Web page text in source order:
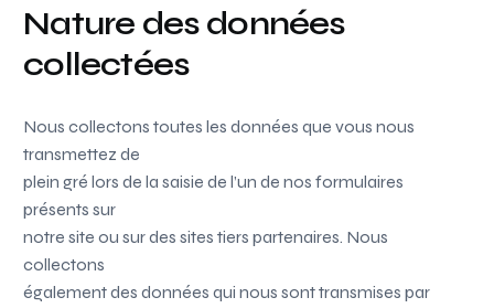
Nature des données
collectées
Nous collectons toutes les données que vous nous
transmettez de
plein gré lors de la saisie de l’un de nos formulaires
présents sur
notre site ou sur des sites tiers partenaires. Nous
collectons
également des données qui nous sont transmises par